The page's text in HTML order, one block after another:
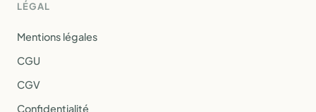
LÉGAL
Mentions légales
CGU
CGV
Confidentialité